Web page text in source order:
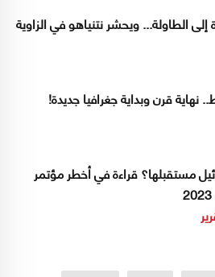
إلى الطاولة... ويحشر نتنياهو في الزاوية
قرن وبداية جغرافيا جديدة!
مستقبلها؟ قراءة في أخطر مؤتمر